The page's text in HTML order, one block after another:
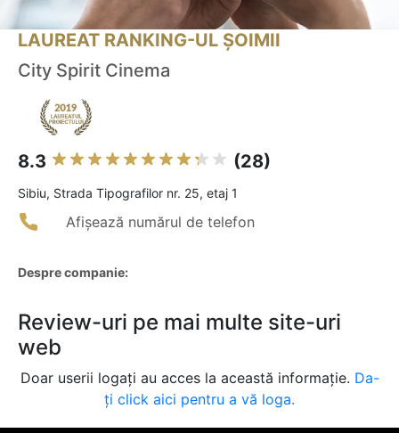
LAUREAT RANKING-UL ȘOIMII
City Spirit Cinema
8.3 (28)
Sibiu, Strada Tipografilor nr. 25, etaj 1
Afișează numărul de telefon
Despre companie:
Review-uri pe mai multe site-uri
web
Doar userii logați au acces la această informație. Da-
ți click aici pentru a vă loga.